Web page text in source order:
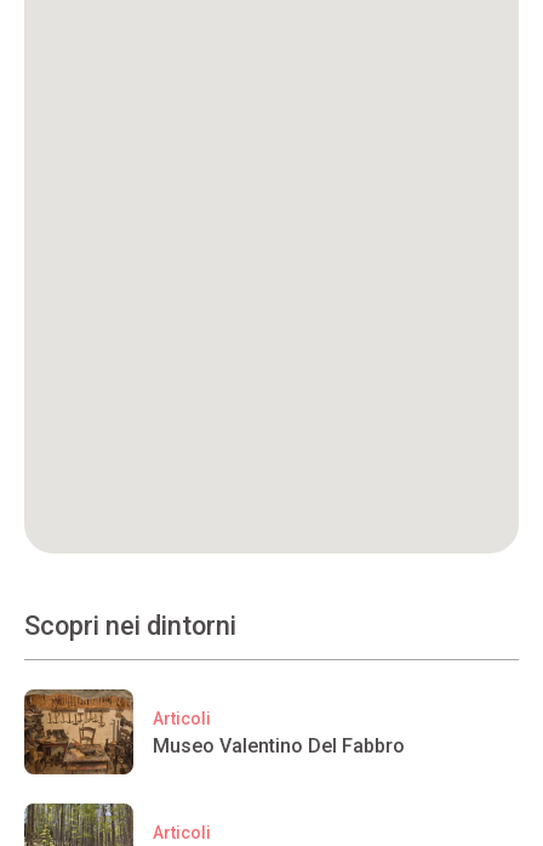
Scopri nei dintorni
Articoli
Museo Valentino Del Fabbro
Articoli